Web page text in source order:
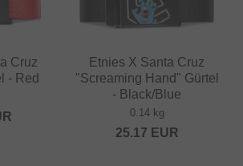
Cruz
- Red
Etnies X Santa Cruz
"Screaming Hand" Gürtel
- Black/Blue
0.14 kg
25.17 EUR